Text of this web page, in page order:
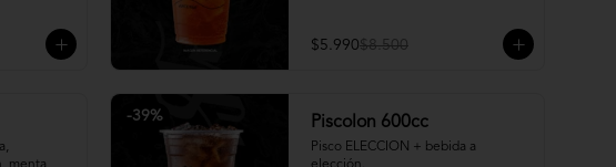
$5.990$8.500
-39% Piscolon 600cc
Pisco ELECCION + bebida a